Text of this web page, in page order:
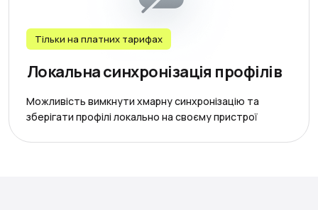
Тільки на платних тарифах
Локальна синхронізація профілів
Можливість вимкнути хмарну синхронізацію та
зберігати профілі локально на своєму пристрої